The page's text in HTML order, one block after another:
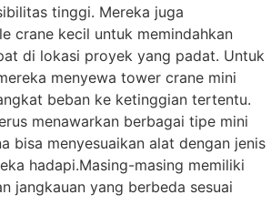
tinggi. Mereka juga
crane kecil untuk memindahkan
di lokasi proyek yang padat. Untuk
menyewa tower crane mini
beban ke ketinggian tertentu.
menawarkan berbagai tipe mini
bisa menyesuaikan alat dengan jenis
hadapi.Masing-masing memiliki
jangkauan yang berbeda sesuai